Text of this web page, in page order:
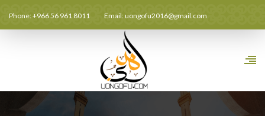
Phone: +966 56 961 8011 Email:uongofu2016@gmail.com